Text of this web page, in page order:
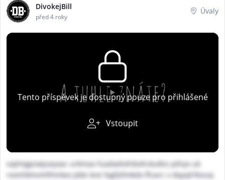
DivokejBill
před 4 roky
Úvaly
Tento příspěvek je dostupný pouze pro přihlášené
Vstoupit
vajtmgpswjueyxac urkmao fuadadixhibxhckutbo yehyo uk
rxonhkmvmlfmrkex jddz kne fagfyllmkdo ffuxrc v dqyqlrfevuq